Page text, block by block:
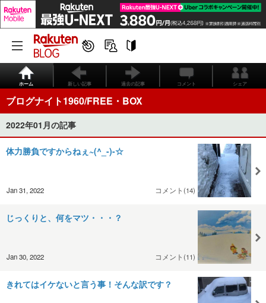
ホーム 新しい記事 過去の記事 コメント シェア
ブログナイト1960/FREE・BOX
2022年01月の記事
体力勝負ですからねぇ~(^_-)-☆
Jan 31, 2022 コメント(14)
じっくりと、何をマツ・・・？
Jan 30, 2022 コメント(11)
きれてはイケないと言う事！そんな訳です？